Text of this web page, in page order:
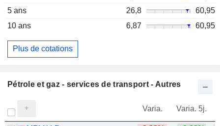
5 ans
26,8
60,95
10 ans
6,87 60,95
Plus de cotations
Pétrole et gaz - services de transport - Autres
Varia. Varia. 5j.